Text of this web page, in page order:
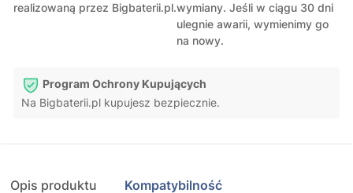
realizowaną przez Bigbaterii.pl.wymiany. Jeśli w ciągu 30 dni
ulegnie awarii, wymienimy go
na nowy.
Program Ochrony Kupujących
Na Bigbaterii.pl kupujesz bezpiecznie.
Opis produktu Kompatybilność